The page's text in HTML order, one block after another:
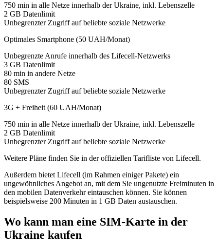
750 min in alle Netze innerhalb der Ukraine, inkl. Lebenszelle
2 GB Datenlimit
Unbegrenzter Zugriff auf beliebte soziale Netzwerke
Optimales Smartphone (50 UAH/Monat)
Unbegrenzte Anrufe innerhalb des Lifecell-Netzwerks
3 GB Datenlimit
80 min in andere Netze
80 SMS
Unbegrenzter Zugriff auf beliebte soziale Netzwerke
3G + Freiheit (60 UAH/Monat)
750 min in alle Netze innerhalb der Ukraine, inkl. Lebenszelle
2 GB Datenlimit
Unbegrenzter Zugriff auf beliebte soziale Netzwerke
Weitere Pläne finden Sie in der offiziellen Tarifliste von Lifecell.
Außerdem bietet Lifecell (im Rahmen einiger Pakete) ein
ungewöhnliches Angebot an, mit dem Sie ungenutzte Freiminuten in
den mobilen Datenverkehr eintauschen können. Sie können
beispielsweise 200 Minuten in 1 GB Daten austauschen.
Wo kann man eine SIM-Karte in der
Ukraine kaufen